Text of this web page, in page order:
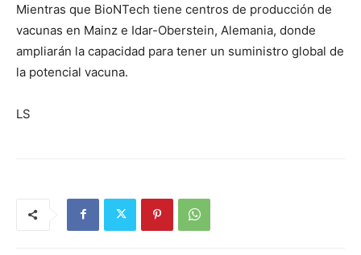
Mientras que BioNTech tiene centros de producción de
vacunas en Mainz e Idar-Oberstein, Alemania, donde
ampliarán la capacidad para tener un suministro global de
la potencial vacuna.
LS